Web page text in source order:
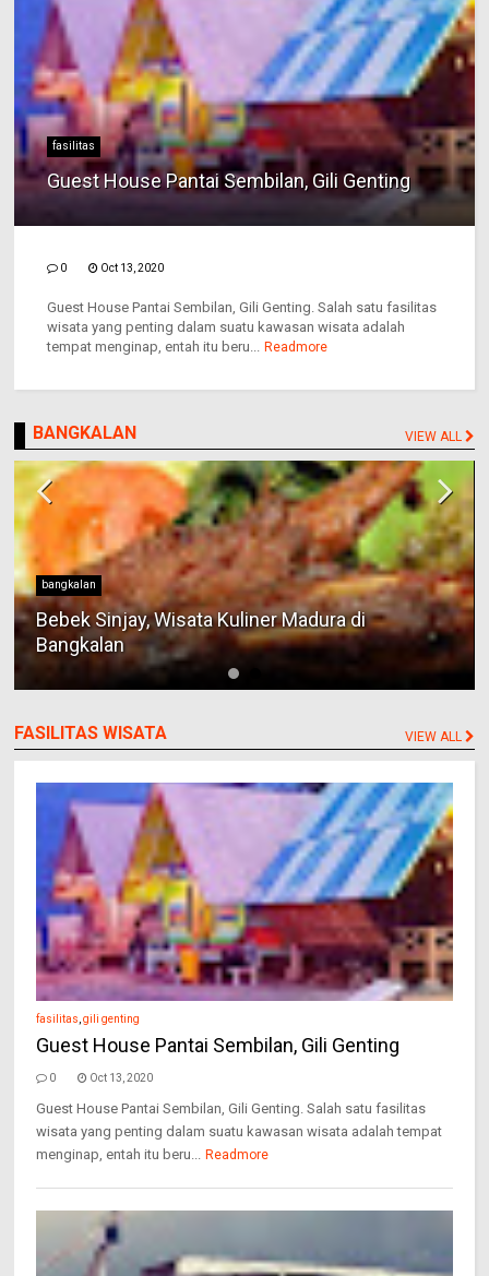
fasilitas
Guest House Pantai Sembilan, Gili Genting
0 Oct 13, 2020
Guest House Pantai Sembilan, Gili Genting. Salah satu fasilitas
wisata yang penting dalam suatu kawasan wisata adalah
tempat menginap, entah itu beru... Readmore
BANGKALAN VIEW ALL
bangkalan
Bebek Sinjay, Wisata Kuliner Madura di
Bangkalan
FASILITAS WISATA VIEW ALL
fasilitas ,gili genting
Guest House Pantai Sembilan, Gili Genting
0 Oct 13, 2020
Guest House Pantai Sembilan, Gili Genting. Salah satu fasilitas
wisata yang penting dalam suatu kawasan wisata adalah tempat
menginap, entah itu beru... Readmore